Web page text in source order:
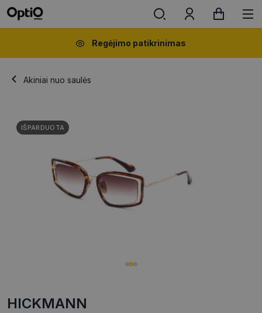
Regėjimo patikrinimas
Akiniai nuo saulės
IŠPARDUOTA
HICKMANN